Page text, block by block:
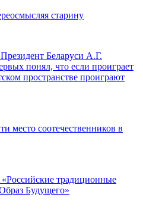
старину
Беларуси А.Г.
понял, что если проиграет
пространстве проиграют
место соотечественников в
традиционные
Будущего»